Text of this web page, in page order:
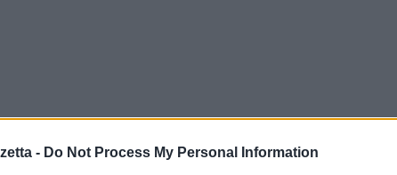
- Do Not Process My Personal Information
il presidente dell’AGCM,Roberto Rustichelli–sottolinea come la sua